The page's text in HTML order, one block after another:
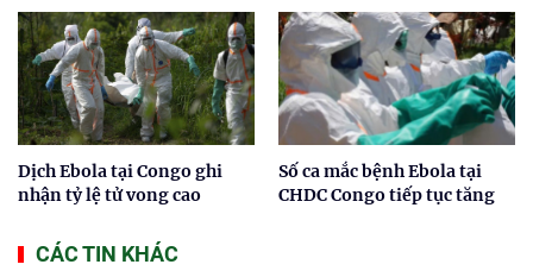
Dịch Ebola tại Congo ghi
nhận tỷ lệ tử vong cao
Số ca mắc bệnh Ebola tại
CHDC Congo tiếp tục tăng
CÁC TIN KHÁC